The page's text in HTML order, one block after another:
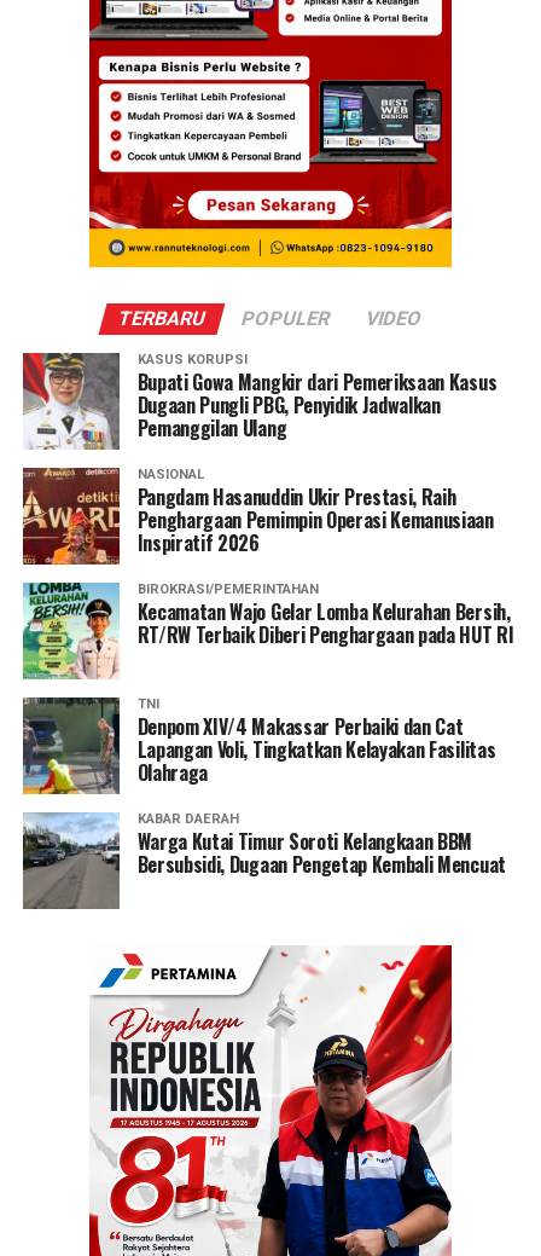
TERBARU POPULER VIDEO
KASUS KORUPSI
Bupati Gowa Mangkir dari Pemeriksaan Kasus
Dugaan Pungli PBG, Penyidik Jadwalkan
Pemanggilan Ulang
NASIONAL
Pangdam Hasanuddin Ukir Prestasi, Raih
Penghargaan Pemimpin Operasi Kemanusiaan
Inspiratif 2026
BIROKRASI/PEMERINTAHAN
Kecamatan Wajo Gelar Lomba Kelurahan Bersih,
RT/RW Terbaik Diberi Penghargaan pada HUT RI
TNI
Denpom XIV/4 Makassar Perbaiki dan Cat
Lapangan Voli, Tingkatkan Kelayakan Fasilitas
Olahraga
KABAR DAERAH
Warga Kutai Timur Soroti Kelangkaan BBM
Bersubsidi, Dugaan Pengetap Kembali Mencuat